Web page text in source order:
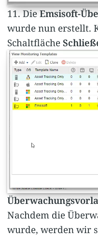
11. DieEmsisoft-
wurde nun erstellt.
Schaltfläche
Nachdem die
wurde, werden wir